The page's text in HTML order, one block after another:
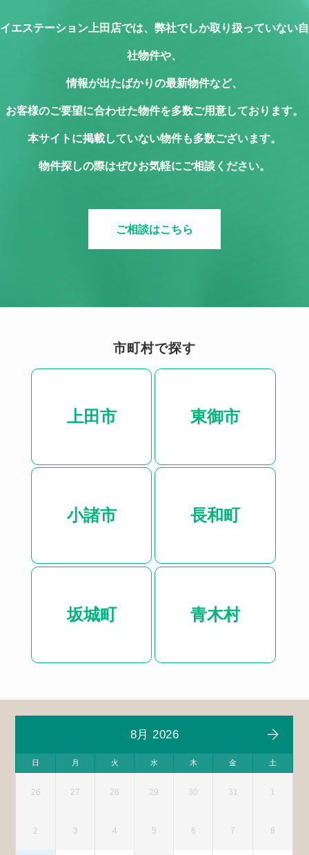
イエステーション上田店では、弊社でしか取り扱っていない自
社物件や、
情報が出たばかりの最新物件など、
お客様のご要望に合わせた物件を多数ご用意しております。
本サイトに掲載していない物件も多数ございます。
物件探しの際はぜひお気軽にご相談ください。
ご相談はこちら
市町村で探す
上田市 東御市
小諸市 長和町
坂城町 青木村
8月 2026
日 月 火 水 木 金 土
26 27 28 29 30 31 1
2 3 4 5 6 7 8